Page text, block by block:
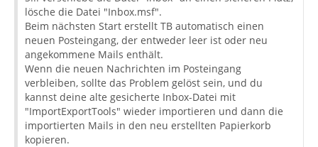
lösche die Datei "Inbox.msf".
Beim nächsten Start erstellt TB automatisch einen
neuen Posteingang, der entweder leer ist oder neu
angekommene Mails enthält.
Wenn die neuen Nachrichten im Posteingang
verbleiben, sollte das Problem gelöst sein, und du
kannst deine alte gesicherte Inbox-Datei mit
"ImportExportTools" wieder importieren und dann die
importierten Mails in den neu erstellten Papierkorb
kopieren.